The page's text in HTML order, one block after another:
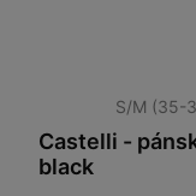
S/M (35-
Castelli -
black